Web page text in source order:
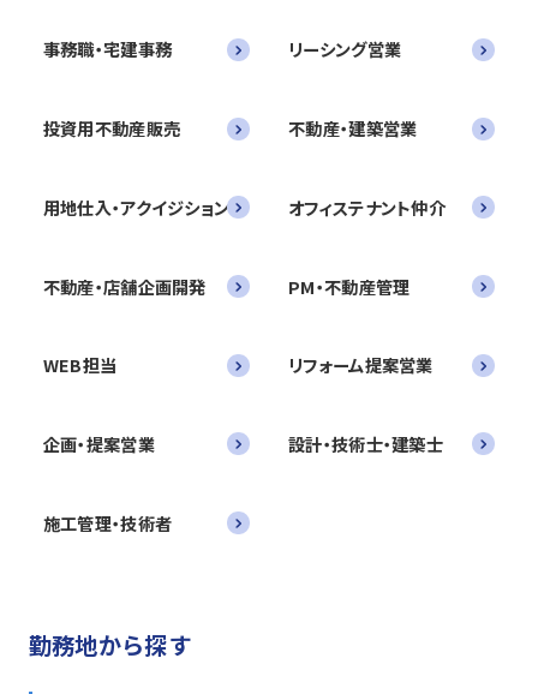
事務職・宅建事務 リーシング営業
投資用不動産販売 不動産・建築営業
用地仕入・アクイジション オフィステナント仲介
不動産・店舗企画開発 PM・不動産管理
WEB担当 リフォーム提案営業
企画・提案営業 設計・技術士・建築士
施工管理・技術者
勤務地から探す